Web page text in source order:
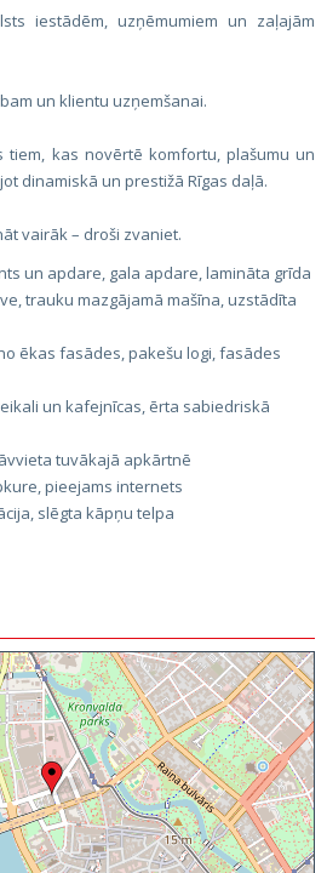
iestādēm, uzņēmumiem un zaļajām
un klientu uzņemšanai.
tiem, kas novērtē komfortu, plašumu un
dinamiskā un prestižā Rīgas daļā.
vairāk – droši zvaniet.
un apdare, gala apdare, lamināta grīda
trauku mazgājamā mašīna, uzstādīta
ēkas fasādes, pakešu logi, fasādes
un kafejnīcas, ērta sabiedriskā
tuvākajā apkārtnē
pieejams internets
slēgta kāpņu telpa